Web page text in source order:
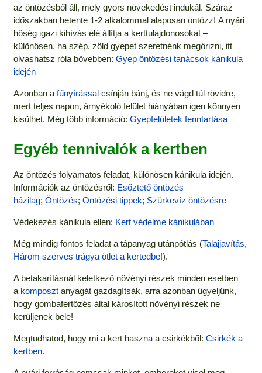
az öntözésből áll, mely gyors növekedést indukál. Száraz
időszakban hetente 1-2 alkalommal alaposan öntözz! A nyári
hőség igazi kihívás elé állítja a kerttulajdonosokat –
különösen, ha szép, zöld gyepet szeretnénk megőrizni, itt
olvashatsz róla bővebben: Gyep öntözési tanácsok kánikula
idején
Azonban a fűnyírássalcsínján bánj, és ne vágd túl rövidre,
mert teljes napon, árnyékoló felület hiányában igen könnyen
kisülhet. Még több információ: Gyepfelületek fenntartása
Egyéb tennivalók a kertben
Az öntözés folyamatos feladat, különösen kánikula idején.
Információk az öntözésről: Esőztető öntözés
házilag; Öntözés; Öntözési tippek; Szürkevíz öntözésre
Védekezés kánikula ellen: Kert védelme kánikulában
Még mindig fontos feladat a tápanyag utánpótlás (Talajjavítás,
Három szerves trágya ötlet a kertedbe!).
A betakarításnál keletkező növényi részek minden esetben
a komposztanyagát gazdagítsák, arra azonban ügyeljünk,
hogy gombafertőzés által károsított növényi részek ne
kerüljenek bele!
Megtudhatod, hogy mi a kert haszna a csirkékből: Csirkék a
kertben.